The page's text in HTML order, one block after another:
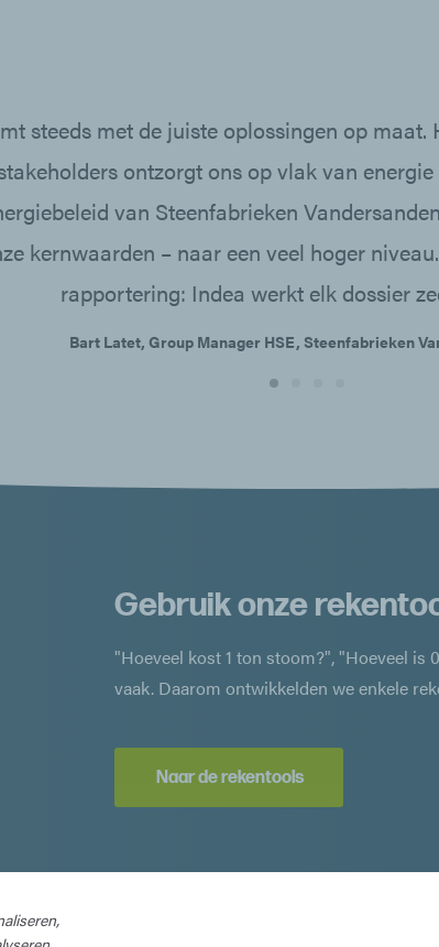
steeds met de juiste oplossingen op
ontzorgt ons op vlak van
van Steenfabrieken
kernwaarden – naar een veel hoger
rapportering: Indea werkt elk dossier
Bart Latet, Group Manager HSE, Steenfabrieken
Gebruik onze
"Hoeveel kost 1 ton stoom?", "Hoeveel is
vaak. Daarom ontwikkelden we enkele
Naar de rekentools